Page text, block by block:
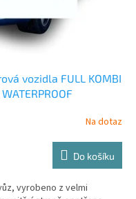
vozidla FULL KOMBI
Na dotaz
Do košíku
vyrobeno z velmi